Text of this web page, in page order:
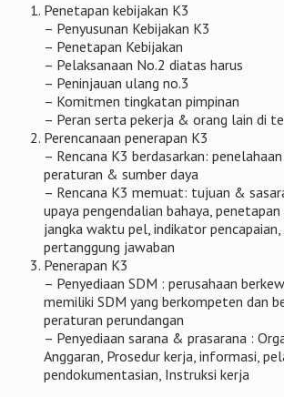
Penetapan kebijakan K3
– Penyusunan Kebijakan K3
– Penetapan Kebijakan
– Pelaksanaan No.2 diatas harus
– Peninjauan ulang no.3
– Komitmen tingkatan pimpinan
– Peran serta pekerja & orang lain di
Perencanaan penerapan K3
– Rencana K3 berdasarkan:
peraturan & sumber daya
– Rencana K3 memuat: tujuan &
upaya pengendalian bahaya,
jangka waktu pel, indikator
pertanggung jawaban
Penerapan K3
– Penyediaan SDM : perusahaan
memiliki SDM yang berkompeten dan
peraturan perundangan
– Penyediaan sarana & prasarana :
Anggaran, Prosedur kerja, informasi,
pendokumentasian, Instruksi kerja